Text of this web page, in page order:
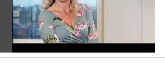
Vorige